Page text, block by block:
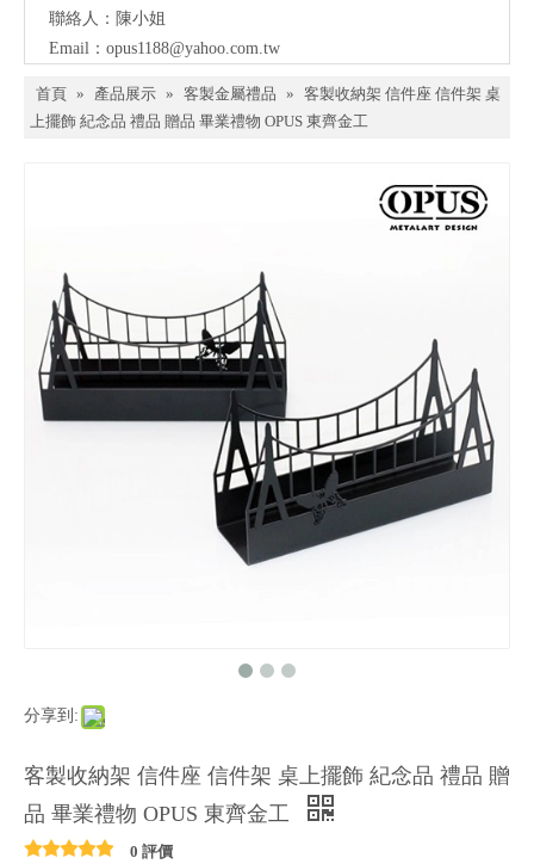
聯絡人：陳小姐
Email： opus1188@yahoo.com.tw
首頁 » 產品展示 » 客製金屬禮品 » 客製收納架 信件座 信件架 桌
上擺飾 紀念品 禮品 贈品 畢業禮物 OPUS 東齊金工
分享到:
客製收納架 信件座 信件架 桌上擺飾 紀念品 禮品 贈
品 畢業禮物 OPUS 東齊金工
0 評價